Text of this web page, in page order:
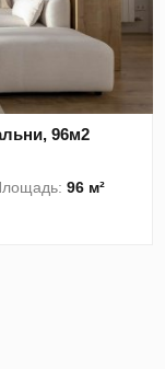
96м2
96 м²